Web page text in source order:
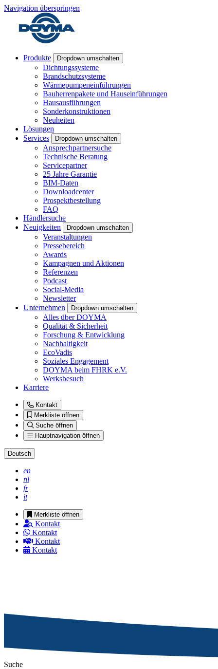
Navigation überspringen
Produkte Dropdown umschalten
Dichtungssysteme
Brandschutzsysteme
Wärmepumpeneinführungen
Bauherrenpakete und Hauseinführungen
Hausausführungen
Sonderkonstruktionen
Neuheiten
Lösungen
Services
Dropdown umschalten
Ansprechpartnersuche
Technische Beratung
Servicepartner
25 Jahre Garantie
BIM-Daten
Downloadcenter
Prospektbestellung
FAQ
Händlersuche
Neuigkeiten
Dropdown umschalten
Veranstaltungen
Pressebereich
Awards
Kampagnen und Aktionen
Referenzen
Podcast
Social-Media
Newsletter
Unternehmen
Dropdown umschalten
Alles über DOYMA
Qualität & Sicherheit
Forschung & Entwicklung
Nachhaltigkeit
EcoVadis
Soziales Engagement
DOYMA beim FHRK e.V.
Werksbesuch
Karriere
Kontakt
Merkliste öffnen
Suche öffnen
Hauptnavigation öffnen
Deutsch
en
nl
fr
it
Merkliste öffnen
Kontakt
Kontakt
Kontakt
Kontakt
Suche